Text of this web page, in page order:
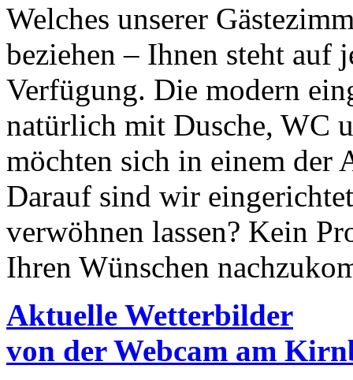
Welches unserer
beziehen – Ihnen steht auf
Verfügung. Die modern
natürlich mit Dusche, WC
möchten sich in einem der
Darauf sind wir
verwöhnen lassen? Kein
Ihren Wünschen
Aktuelle Wetterbilder
von der Webcam am